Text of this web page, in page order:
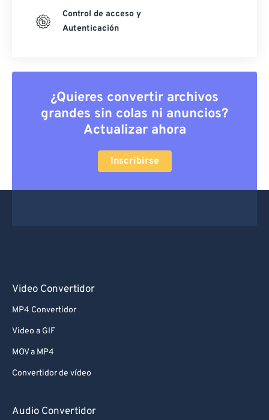
Control de acceso y
Autenticación
¿Quieres convertir archivos
grandes sin colas ni anuncios?
Actualizar ahora
Inscribirse
Video Convertidor
MP4 Convertidor
Video a GIF
MOV a MP4
Convertidor de vídeo
Audio Convertidor